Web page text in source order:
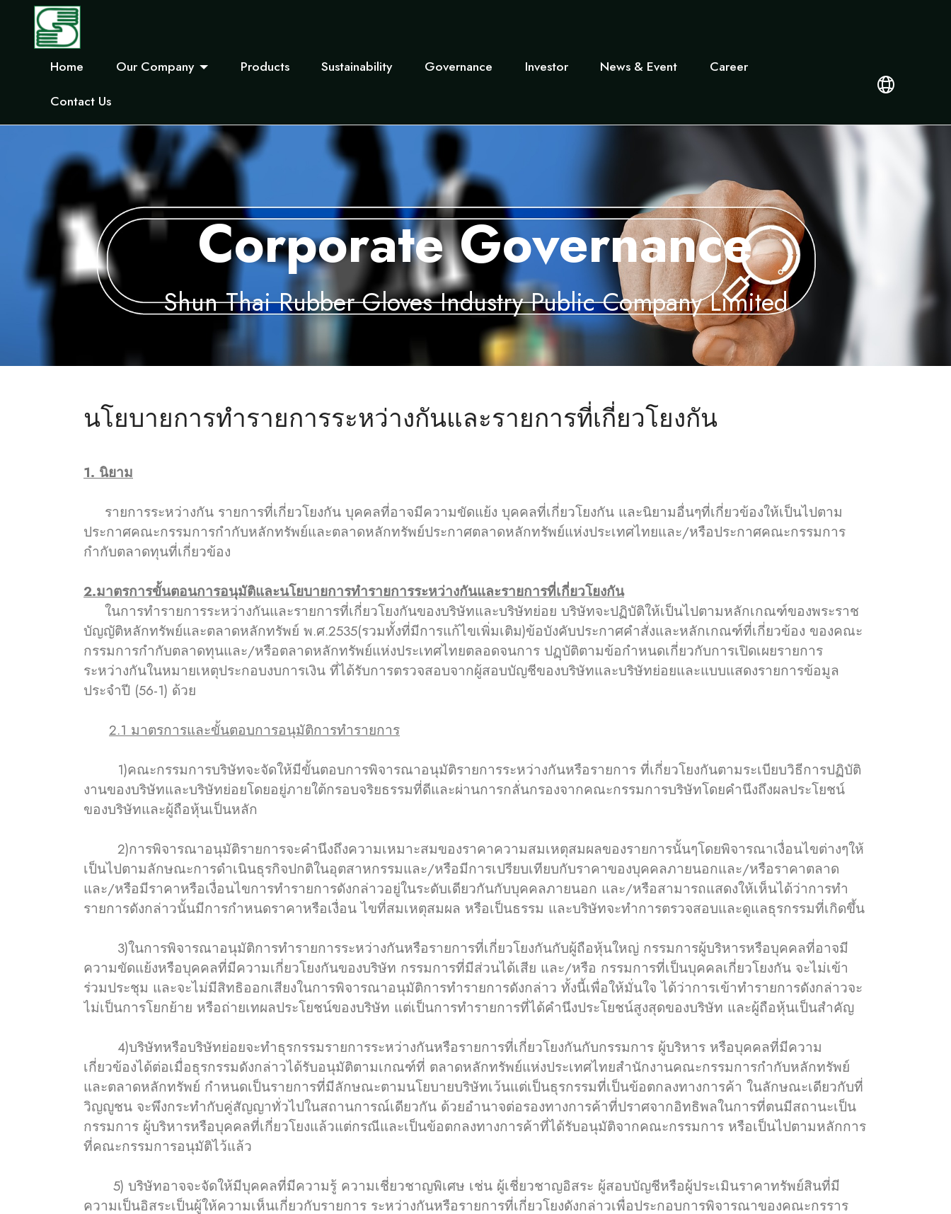
Home Our Company Products Sustainability Governance Investor News & Event
Career
Contact Us
Corporate Governance
Shun Thai Rubber Gloves Industry Public Company Limited
นโยบายการทำรายการระหว่างกันและรายการที่เกี่ยวโยงกัน
1. นิยาม
รายการระหว่างกัน รายการที่เกี่ยวโยงกัน บุคคลที่อาจมีความขัดแย้ง บุคคลที่เกี่ยวโยงกัน และนิยามอื่นๆที่เกี่ยวข้องให้เป็นไปตาม
ประกาศคณะกรรมการกำกับหลักทรัพย์และตลาดหลักทรัพย์ประกาศตลาดหลักทรัพย์แห่งประเทศไทยและ/หรือประกาศคณะกรรมการ
กำกับตลาดทุนที่เกี่ยวข้อง
2.มาตรการขั้นตอนการอนุมัติและนโยบายการทำรายการระหว่างกันและรายการที่เกี่ยวโยงกัน
ในการทำรายการระหว่างกันและรายการที่เกี่ยวโยงกันของบริษัทและบริษัทย่อย บริษัทจะปฏิบัติให้เป็นไปตามหลักเกณฑ์ของพระราช
บัญญัติหลักทรัพย์และตลาดหลักทรัพย์ พ.ศ.2535(รวมทั้งที่มีการแก้ไขเพิ่มเติม)ข้อบังคับประกาศคำสั่งและหลักเกณฑ์ที่เกี่ยวข้อง ของคณะ
กรรมการกำกับตลาดทุนและ/หรือตลาดหลักทรัพย์แห่งประเทศไทยตลอดจนการ ปฏฺบัติตามข้อกำหนดเกี่ยวกับการเปิดเผยรายการ
ระหว่างกันในหมายเหตุประกอบงบการเงิน ที่ได้รับการตรวจสอบจากผู้สอบบัญชีของบริษัทและบริษัทย่อยและแบบแสดงรายการข้อมูล
ประจำปี (56-1) ด้วย
2.1 มาตรการและขั้นตอบการอนุมัติการทำรายการ
1)คณะกรรมการบริษัทจะจัดให้มีขั้นตอบการพิจารณาอนุมัติรายการระหว่างกันหรือรายการ ที่เกี่ยวโยงกันตามระเบียบวิธีการปฏิบัติ
งานของบริษัทและบริษัทย่อยโดยอยู่ภายใต้กรอบจริยธรรมที่ดีและผ่านการกลั่นกรองจากคณะกรรมการบริษัทโดยคำนึงถึงผลประโยชน์
ของบริษัทและผู้ถือหุ้นเป็นหลัก
2)การพิจารณาอนุมัติรายการจะคำนึงถึงความเหมาะสมของราคาความสมเหตุสมผลของรายการนั้นๆโดยพิจารณาเงื่อนไขต่างๆให้
เป็นไปตามลักษณะการดำเนินธุรกิจปกติในอุตสาหกรรมและ/หรือมีการเปรียบเทียบกับราคาของบุคคลภายนอกและ/หรือราคาตลาด
และ/หรือมีราคาหรือเงื่อนไขการทำรายการดังกล่าวอยู่ในระดับเดียวกันกับบุคคลภายนอก และ/หรือสามารถแสดงให้เห็นได้ว่าการทำ
รายการดังกล่าวนั้นมีการกำหนดราคาหรือเงื่อน ไขที่สมเหตุสมผล หรือเป็นธรรม และบริษัทจะทำการตรวจสอบและดูแลธุรกรรมที่เกิดขึ้น
3)ในการพิจารณาอนุมัติการทำรายการระหว่างกันหรือรายการที่เกี่ยวโยงกันกับผู้ถือหุ้นใหญ่ กรรมการผู้บริหารหรือบุคคลที่อาจมี
ความขัดแย้งหรือบุคคลที่มีความเกี่ยวโยงกันของบริษัท กรรมการที่มีส่วนได้เสีย และ/หรือ กรรมการที่เป็นบุคคลเกี่ยวโยงกัน จะไม่เข้า
ร่วมประชุม และจะไม่มีสิทธิออกเสียงในการพิจารณาอนุมัติการทำรายการดังกล่าว ทั้งนี้เพื่อให้มั่นใจ ได้ว่าการเข้าทำรายการดังกล่าวจะ
ไม่เป็นการโยกย้าย หรือถ่ายเทผลประโยชน์ของบริษัท แต่เป็นการทำรายการที่ได้คำนึงประโยชน์สูงสุดของบริษัท และผู้ถือหุ้นเป็นสำคัญ
4)บริษัทหรือบริษัทย่อยจะทำธุรกรรมรายการระหว่างกันหรือรายการที่เกี่ยวโยงกันกับกรรมการ ผู้บริหาร หรือบุคคลที่มีความ
เกี่ยวข้องได้ต่อเมื่อธุรกรรมดังกล่าวได้รับอนุมัติตามเกณฑ์ที่ ตลาดหลักทรัพย์แห่งประเทศไทยสำนักงานคณะกรรมการกำกับหลักทรัพย์
และตลาดหลักทรัพย์ กำหนดเป็นรายการที่มีลักษณะตามนโยบายบริษัทเว้นแต่เป็นธุรกรรมที่เป็นข้อตกลงทางการค้า ในลักษณะเดียวกับที่
วิญญูชน จะพึงกระทำกับคู่สัญญาทั่วไปในสถานการณ์เดียวกัน ด้วยอำนาจต่อรองทางการค้าที่ปราศจากอิทธิพลในการที่ตนมีสถานะเป็น
กรรมการ ผู้บริหารหรือบุคคลที่เกี่ยวโยงแล้วแต่กรณีและเป็นข้อตกลงทางการค้าที่ได้รับอนุมัติจากคณะกรรมการ หรือเป็นไปตามหลักการ
ที่คณะกรรมการอนุมัติไว้แล้ว
5) บริษัทอาจจะจัดให้มีบุคคลที่มีความรู้ ความเชี่ยวชาญพิเศษ เช่น ผู้เชี่ยวชาญอิสระ ผู้สอบบัญชีหรือผู้ประเมินราคาทรัพย์สินที่มี
ความเป็นอิสระเป็นผู้ให้ความเห็นเกี่ยวกับรายการ ระหว่างกันหรือรายการที่เกี่ยวโยงดังกล่าวเพื่อประกอบการพิจารณาของคณะกรราร